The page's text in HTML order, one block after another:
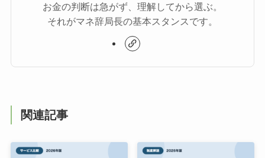
お金の判断は急がず、理解してから選ぶ。
それがマネ辞局長の基本スタンスです。
関連記事